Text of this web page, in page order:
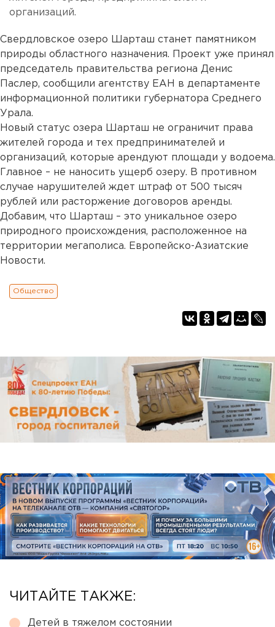
организаций.
Свердловское озеро Шарташ станет памятником
природы областного назначения. Проект уже принял
председатель правительства региона Денис
Паслер, сообщили агентству ЕАН в департаменте
информационной политики губернатора Среднего
Урала.
Новый статус озера Шарташ не ограничит права
жителей города и тех предпринимателей и
организаций, которые арендуют площади у водоема.
Главное – не наносить ущерб озеру. В противном
случае нарушителей ждет штраф от 500 тысяч
рублей или расторжение договоров аренды.
Добавим, что Шарташ – это уникальное озеро
природного происхождения, расположенное на
территории мегаполиса. Европейско-Азиатские
Новости.
Общество
ЧИТАЙТЕ ТАКЖЕ:
Детей в тяжелом состоянии